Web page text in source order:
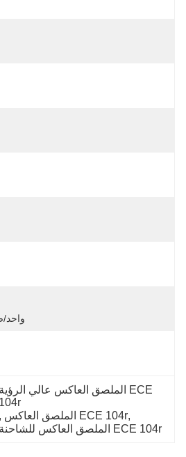
واحد/
الملصق العاكس عالي الرؤية ECE
104r
,
الملصق العاكس ECE 104r,
الملصق العاكس للشاحنة ECE 104r